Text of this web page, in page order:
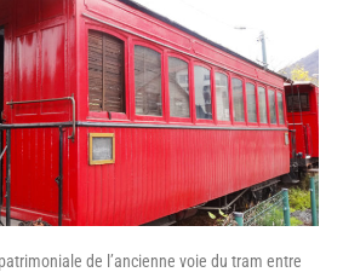
de l’ancienne voie du tram entre